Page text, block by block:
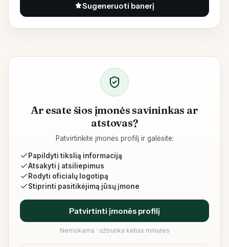
Sugeneruoti banerį
Ar esate šios įmonės savininkas ar
atstovas?
Patvirtinkite įmonės profilį ir galėsite:
Papildyti tikslią informaciją
Atsakyti į atsiliepimus
Rodyti oficialų logotipą
Stiprinti pasitikėjimą jūsų įmone
Patvirtinti įmonės profilį
Nemokama · užtrunka kelias minutes